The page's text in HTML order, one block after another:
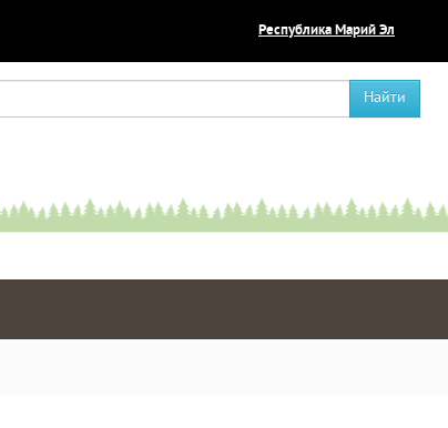
Республика Марий Эл
Найти